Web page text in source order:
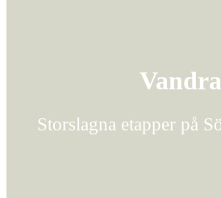
Vandra
Storslagna etapper på